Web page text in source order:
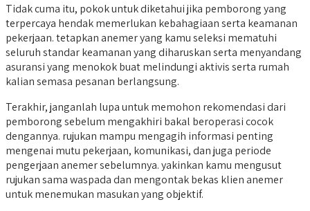
Tidak cuma itu, pokok untuk diketahui jika pemborong yang
terpercaya hendak memerlukan kebahagiaan serta keamanan
pekerjaan. tetapkan anemer yang kamu seleksi mematuhi
seluruh standar keamanan yang diharuskan serta menyandang
asuransi yang menokok buat melindungi aktivis serta rumah
kalian semasa pesanan berlangsung.
Terakhir, janganlah lupa untuk memohon rekomendasi dari
pemborong sebelum mengakhiri bakal beroperasi cocok
dengannya. rujukan mampu mengagih informasi penting
mengenai mutu pekerjaan, komunikasi, dan juga periode
pengerjaan anemer sebelumnya. yakinkan kamu mengusut
rujukan sama waspada dan mengontak bekas klien anemer
untuk menemukan masukan yang objektif.